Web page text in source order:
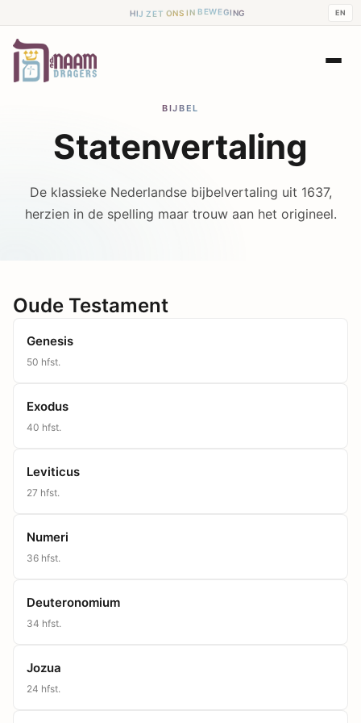
HI J ZET ONS IN BEWEGING EN
BIJBEL
Statenvertaling
De klassieke Nederlandse bijbelvertaling uit 1637,
herzien in de spelling maar trouw aan het origineel.
Oude Testament
Genesis
50 hfst.
Exodus
40 hfst.
Leviticus
27 hfst.
Numeri
36 hfst.
Deuteronomium
34 hfst.
Jozua
24 hfst.